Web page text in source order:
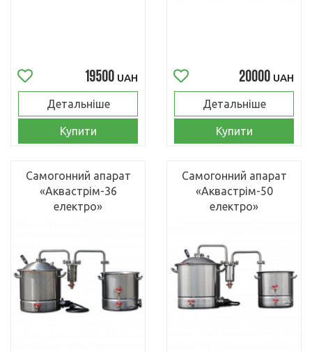
19500 UAH
Детальніше
Купити
20000 UAH
Детальніше
Купити
Самогонний апарат
«Аквастрім-36
електро»
Самогонний апарат
«Аквастрім-50
електро»